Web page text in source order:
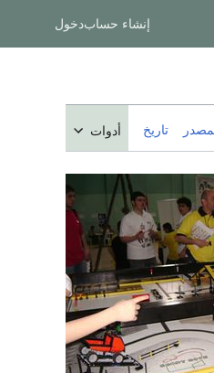
إنشاء حسابدخول
تاريخ أدوات